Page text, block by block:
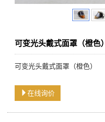
可变光头戴式面罩（橙色）
可变光头戴式面罩（橙色）
在线询价